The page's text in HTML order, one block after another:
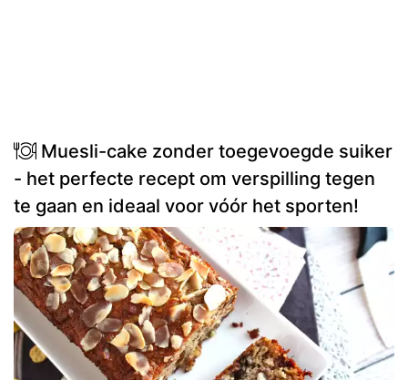
Muesli-cake zonder toegevoegde suiker
- het perfecte recept om verspilling tegen
te gaan en ideaal voor vóór het sporten!